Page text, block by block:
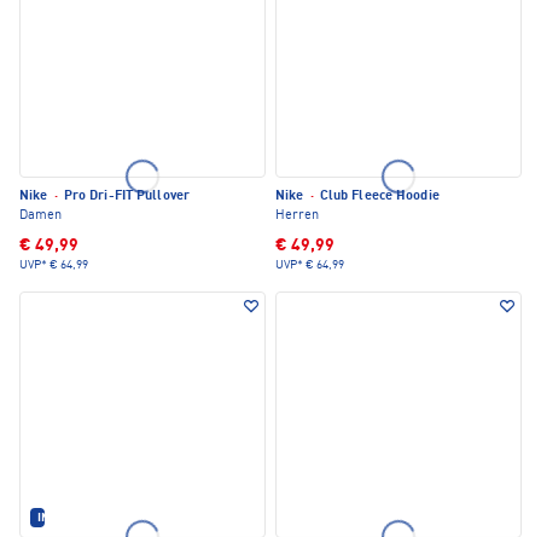
Nike · Pro Dri-FIT Pullover
Damen
€ 49,99
UVP* € 64,99
Nike · Club Fleece Hoodie
Herren
€ 49,99
UVP* € 64,99
IM SET ERHÄLTLICH